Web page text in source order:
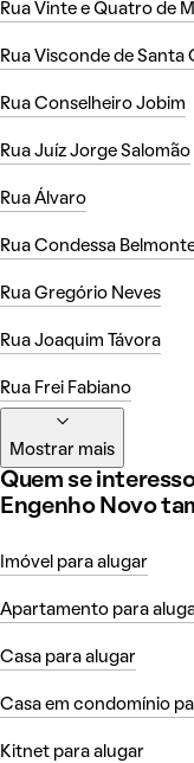
Rua Vinte e Quatro de
Rua Visconde de Santa
Rua Conselheiro Jobim
Rua Juíz Jorge Salomão
Rua Álvaro
Rua Condessa
Rua Gregório Neves
Rua Joaquim Távora
Rua Frei Fabiano
Mostrar mais
Quem se
Engenho Novo
Imóvel para alugar
Apartamento para
Casa para alugar
Casa em condomínio
Kitnet para alugar